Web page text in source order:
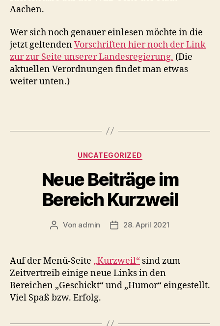
Aachen.
Wer sich noch genauer einlesen möchte in die
jetzt geltendenVorschriften hier noch der Link
zur zur Seite unserer Landesregierung. (Die
aktuellen Verordnungen findet man etwas
weiter unten.)
Kategorien
UNCATEGORIZED
Neue Beiträge im
Bereich Kurzweil
Beitragsautor
Von admin Veröffentlichungsdatum
28. April 2021
Auf der Menü-Seite „Kurzweil“ sind zum
Zeitvertreib einige neue Links in den
Bereichen „Geschickt“ und „Humor“ eingestellt.
Viel Spaß bzw. Erfolg.